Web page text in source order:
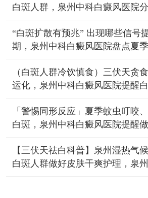
白斑人群，泉州中科白癜风医院
“白斑扩散有预兆” 出现哪些信号
期，泉州中科白癜风医院盘点夏
（白斑人群冷饮慎食）三伏天贪
运化，泉州中科白癜风医院提醒
「警惕同形反应」夏季蚊虫叮咬
白斑，泉州中科白癜风医院提醒
【三伏天祛白科普】泉州湿热气
白斑人群做好皮肤干爽护理，泉